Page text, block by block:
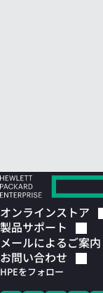
オンラインストア
製品サポート
メールによるご案内
お問い合わせ
HPEをフォロー